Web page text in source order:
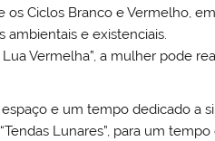
Ciclos Branco e Vermelho,
ambientais e existenciais.
Vermelha”, a mulher pode
e um tempo dedicado a
Lunares”, para um